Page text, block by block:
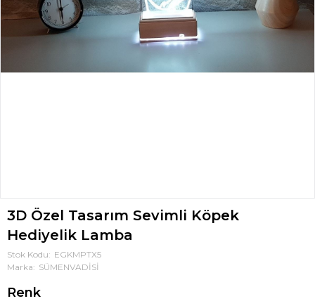
3D Özel Tasarım Sevimli Köpek
Hediyelik Lamba
Stok Kodu
EGKMPTX5
Marka
SÜMENVADİSİ
Renk